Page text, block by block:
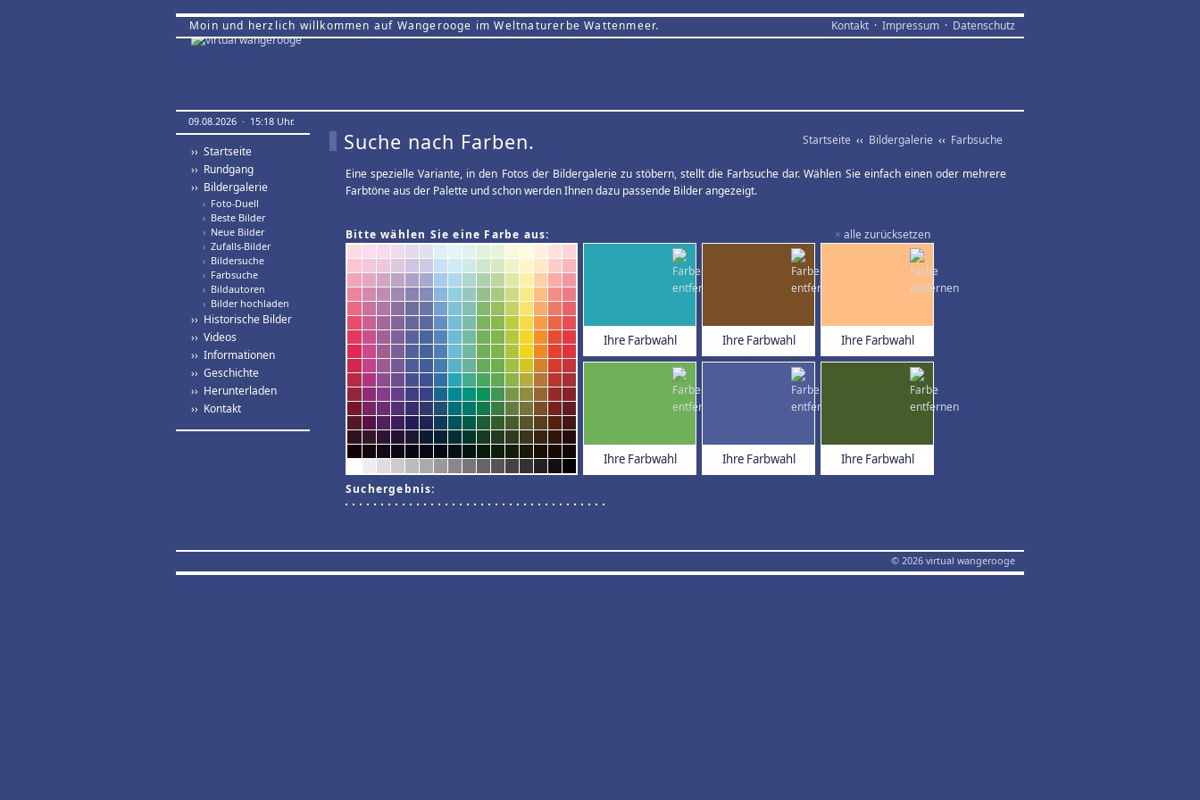
Moin und herzlich willkommen auf Wangerooge im Weltnaturerbe Wattenmeer. Kontakt · Impressum · Datenschutz
09.08.2026 · 15:18 Uhr.
›› Startseite
›› Rundgang
›› Bildergalerie
› Foto-Duell
› Beste Bilder
› Neue Bilder
› Zufalls-Bilder
› Bildersuche
› Farbsuche
› Bildautoren
› Bilder hochladen
›› Historische Bilder
›› Videos
›› Informationen
›› Geschichte
›› Herunterladen
›› Kontakt
Startseite ‹‹ Bildergalerie ‹‹ Farbsuche
Suche nach Farben.
Eine spezielle Variante, in den Fotos der Bildergalerie zu stöbern, stellt die Farbsuche dar. Wählen Sie einfach einen oder mehrere
Farbtöne aus der Palette und schon werden Ihnen dazu passende Bilder angezeigt.
× alle zurücksetzen
Bitte wählen Sie eine Farbe aus:
Ihre Farbwahl Ihre Farbwahl Ihre Farbwahl
Ihre Farbwahl Ihre Farbwahl Ihre Farbwahl
Suchergebnis:
© 2026 virtual wangerooge